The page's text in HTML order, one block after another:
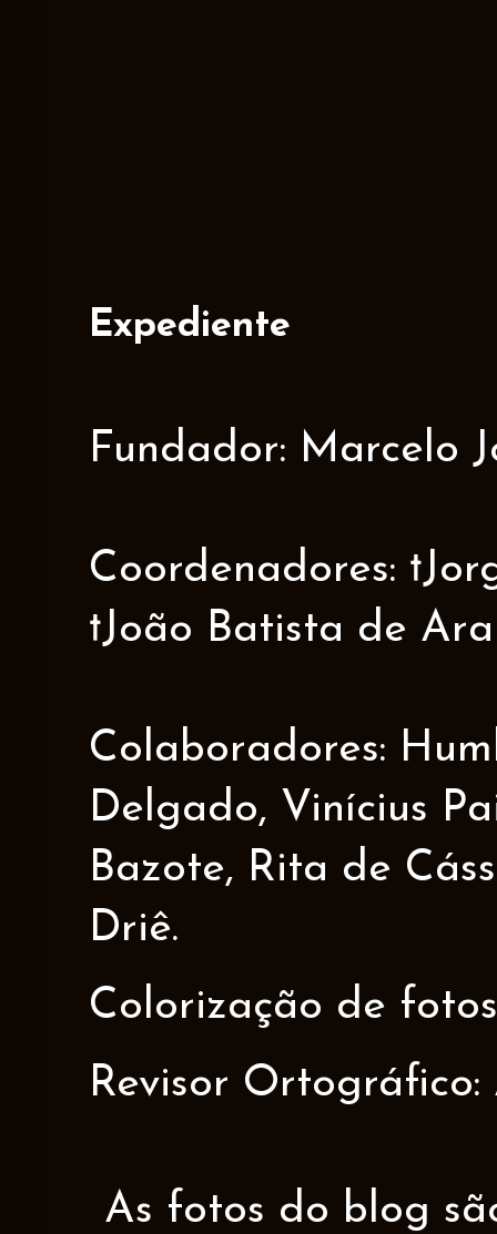
Expediente
Fundador: Marcelo
Coordenadores:
†João Batista de
Colaboradores:
Delgado, Vinícius
Bazote, Rita de
Driê.
Colorização de
Revisor Ortográfico:
As fotos do blog